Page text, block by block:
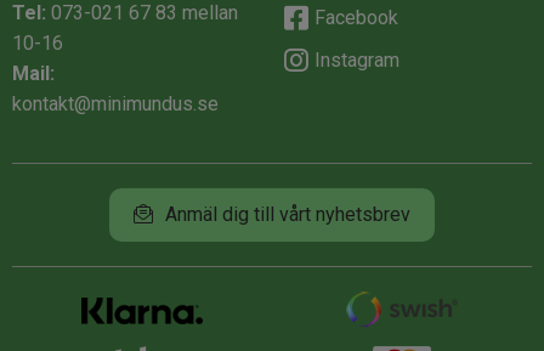
Tel: 073-021 67 83 mellan
10-16
Mail:
kontakt@minimundus.se
Facebook
Instagram
Anmäl dig till vårt nyhetsbrev